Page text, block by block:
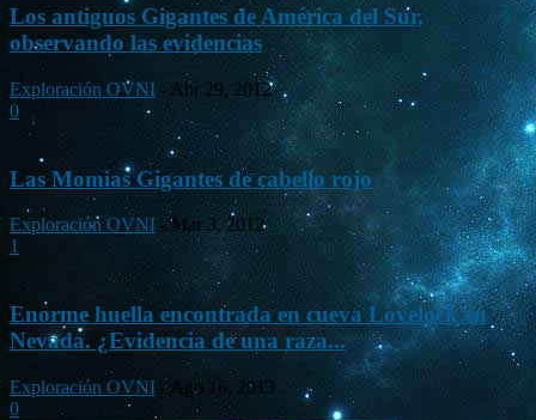
Los antiguos Gigantes de América del Sur,
observando las evidencias
Exploración OVNI - Abr 29, 2012
0
Las Momias Gigantes de cabello rojo
Exploración OVNI - Mar 3, 2012
1
Enorme huella encontrada en cueva Lovelock en
Nevada. ¿Evidencia de una raza...
Exploración OVNI - Ago 16, 2013
0